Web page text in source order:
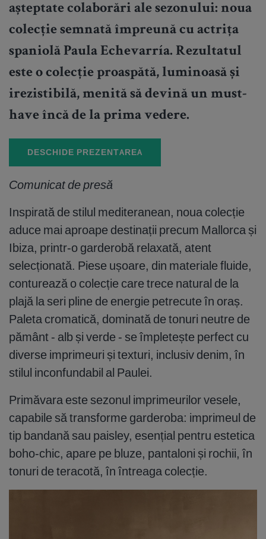
așteptate colaborări ale sezonului: noua
colecție semnată împreună cu actrița
spaniolă Paula Echevarría. Rezultatul
este o colecție proaspătă, luminoasă și
irezistibilă, menită să devină un must-
have încă de la prima vedere.
DESCHIDE PREZENTAREA
Comunicat de presă
Inspirată de stilul mediteranean, noua colecție
aduce mai aproape destinații precum Mallorca și
Ibiza, printr-o garderobă relaxată, atent
selecționată. Piese ușoare, din materiale fluide,
conturează o colecție care trece natural de la
plajă la seri pline de energie petrecute în oraș.
Paleta cromatică, dominată de tonuri neutre de
pământ - alb și verde - se împletește perfect cu
diverse imprimeuri și texturi, inclusiv denim, în
stilul inconfundabil al Paulei.
Primăvara este sezonul imprimeurilor vesele,
capabile să transforme garderoba: imprimeul de
tip bandană sau paisley, esențial pentru estetica
boho-chic, apare pe bluze, pantaloni și rochii, în
tonuri de teracotă, în întreaga colecție.